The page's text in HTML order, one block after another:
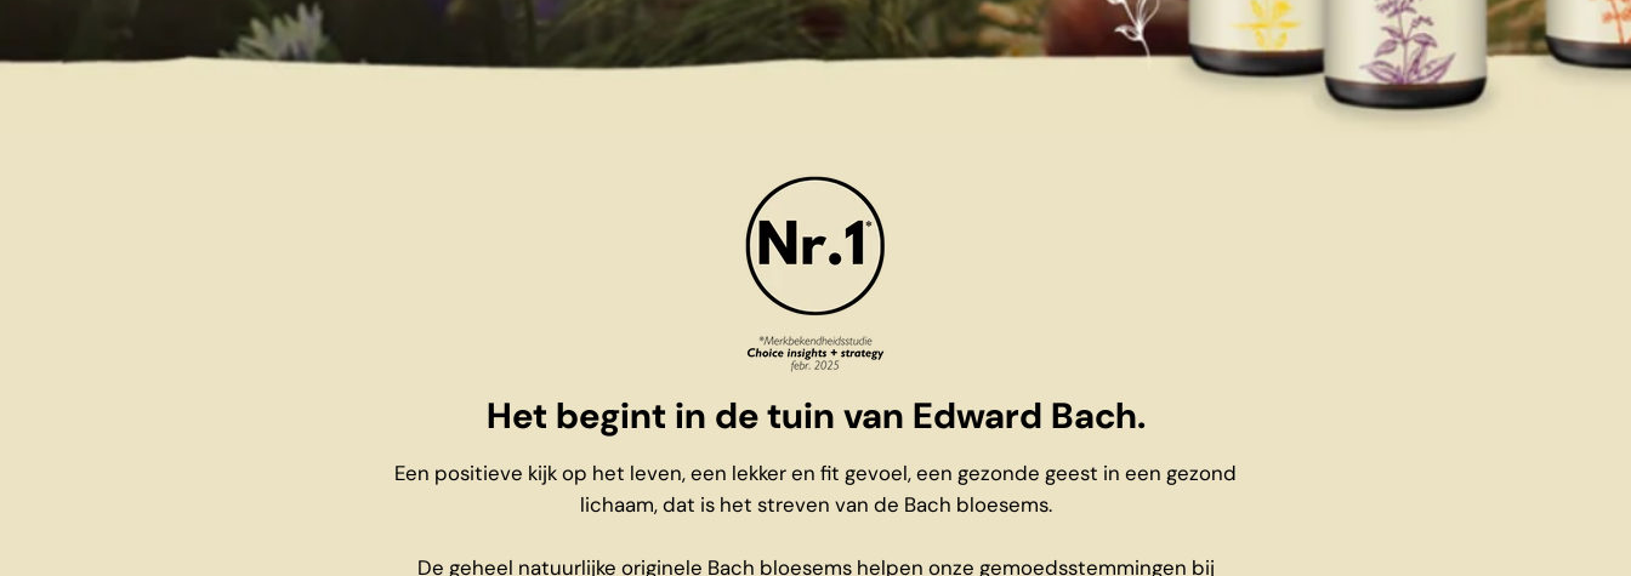
Het begint in de tuin van Edward Bach.
Een positieve kijk op het leven, een lekker en fit gevoel, een gezonde geest in een gezond
lichaam, dat is het streven van de Bach bloesems.
De geheel natuurlijke originele Bach bloesems helpen onze gemoedsstemmingen bij